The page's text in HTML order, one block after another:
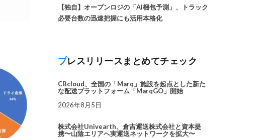
【独自】オープンロジの「AI梱包予測」、トラック
必要台数の迅速把握にも活用本格化
プレスリリースまとめてチェック
CBcloud、全国の「Marq」施設を起点とした新た
な配送プラットフォーム「MarqGO」開始
2026年8月5日
株式会社Univearth、倉吉運送株式会社と資本提
携〜山陰エリアへ実運送ネットワークを拡大〜